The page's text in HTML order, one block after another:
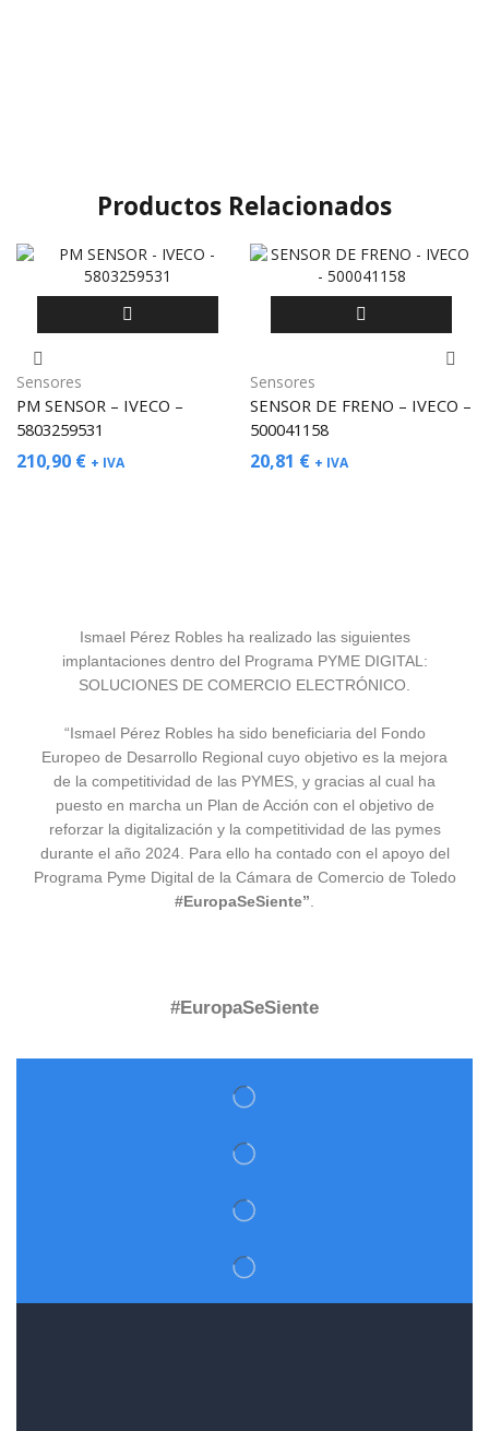
Productos Relacionados
Sensores
PM SENSOR – IVECO –
5803259531
210,90 € + IVA
Sensores
SENSOR DE FRENO – IVECO –
500041158
20,81 € + IVA
Ismael Pérez Robles ha realizado las siguientes
implantaciones dentro del Programa PYME DIGITAL:
SOLUCIONES DE COMERCIO ELECTRÓNICO.
“Ismael Pérez Robles ha sido beneficiaria del Fondo
Europeo de Desarrollo Regional cuyo objetivo es la mejora
de la competitividad de las PYMES, y gracias al cual ha
puesto en marcha un Plan de Acción con el objetivo de
reforzar la digitalización y la competitividad de las pymes
durante el año 2024. Para ello ha contado con el apoyo del
Programa Pyme Digital de la Cámara de Comercio de Toledo
#EuropaSeSiente”.
#EuropaSeSiente